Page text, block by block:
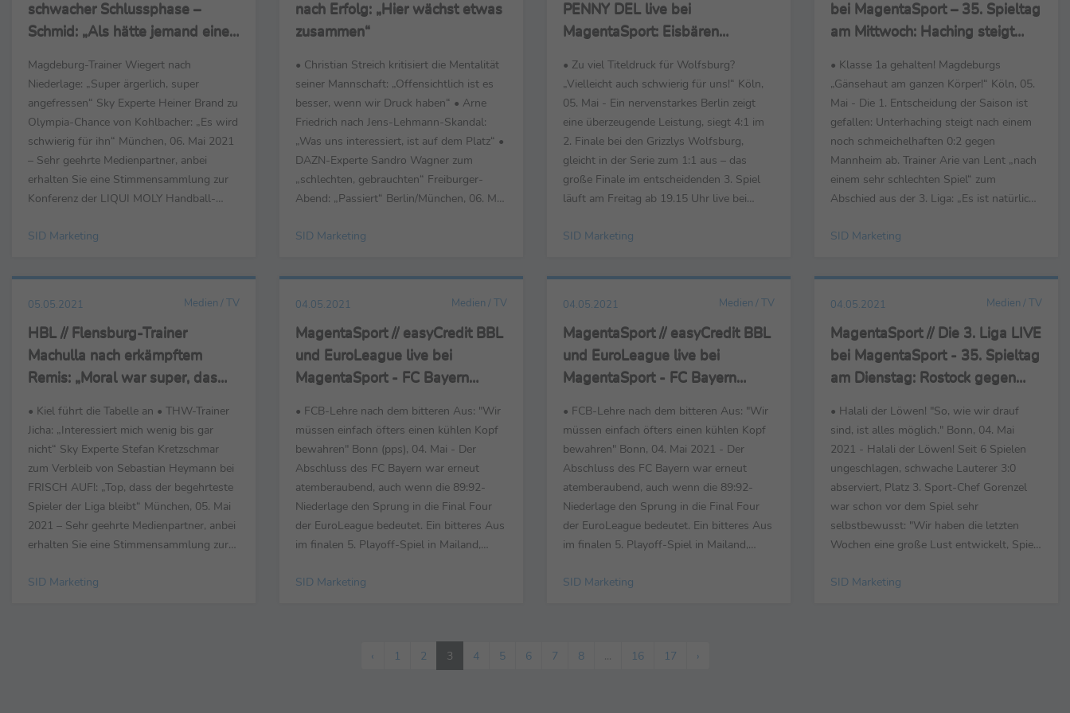
schwacher Schlussphase –
Schmid: „Als hätte jemand einen
Magdeburg-Trainer Wiegert nach
Niederlage: „Super ärgerlich, super
angefressen“ Sky Experte Heiner Brand zu
Olympia-Chance von Kohlbacher: „Es wird
schwierig für ihn“ München, 06. Mai 2021
– Sehr geehrte Medienpartner, anbei
erhalten Sie eine Stimmensammlung zur
Konferenz der LIQUI MOLY Handball-
– HBW Balingen-Weilstetten (26:28),
(24:27), SC DHfK Leipzig – MT Melsungen
SID Marketing
nach Erfolg: „Hier wächst etwas
zusammen“
• Christian Streich kritisiert die Mentalität
seiner Mannschaft: „Offensichtlich ist es
besser, wenn wir Druck haben“ • Arne
Friedrich nach Jens-Lehmann-Skandal:
„Was uns interessiert, ist auf dem Platz“ •
DAZN-Experte Sandro Wagner zum
„schlechten, gebrauchten“ Freiburger-
Abend: „Passiert“ Berlin/München, 06. Mai
erhalten Sie die wichtigsten Stimmen der
– das Nachholspiel vom 30. Spieltag der...
SID Marketing
PENNY DEL live bei
MagentaSport: Eisbären
Entscheidung um Deutsche
Meisterschaft am Freitag ab
19.15 Uhr
• Zu viel Titeldruck für Wolfsburg?
„Vielleicht auch schwierig für uns!“ Köln,
05. Mai - Ein nervenstarkes Berlin zeigt
eine überzeugende Leistung, siegt 4:1 im
2. Finale bei den Grizzlys Wolfsburg,
gleicht in der Serie zum 1:1 aus – das
große Finale im entscheidenden 3. Spiel
läuft am Freitag ab 19.15 Uhr live bei
deutlichen Leistungssteigerung und
2:3 im 1. Finale: „Es gab viele, aber die
SID Marketing
bei MagentaSport – 35. Spieltag
am Mittwoch: Haching steigt
• Klasse 1a gehalten! Magdeburgs
„Gänsehaut am ganzen Körper!“ Köln, 05.
Mai - Die 1. Entscheidung der Saison ist
gefallen: Unterhaching steigt nach einem
noch schmeichelhaften 0:2 gegen
Mannheim ab. Trainer Arie van Lent „nach
einem sehr schlechten Spiel“ zum
Abschied aus der 3. Liga: „Es ist natürlich
gegen uns gesprochen die letzten
Magdeburg kämpft sich vom vorletzten
SID Marketing
05.05.2021 Medien / TV
HBL // Flensburg-Trainer
Machulla nach erkämpftem
Remis: „Moral war super, das
nicht weiter“
• Kiel führt die Tabelle an • THW-Trainer
Jicha: „Interessiert mich wenig bis gar
nicht“ Sky Experte Stefan Kretzschmar
zum Verbleib von Sebastian Heymann bei
FRISCH AUF!: „Top, dass der begehrteste
Spieler der Liga bleibt“ München, 05. Mai
2021 – Sehr geehrte Medienpartner, anbei
erhalten Sie eine Stimmensammlung zur
Bundesliga mit den Partien HC Erlangen –
SID Marketing
04.05.2021 Medien / TV
MagentaSport // easyCredit BBL
und EuroLeague live bei
MagentaSport - FC Bayern
Einzug in Mailand
• FCB-Lehre nach dem bitteren Aus: "Wir
müssen einfach öfters einen kühlen Kopf
bewahren" Bonn (pps), 04. Mai - Der
Abschluss des FC Bayern war erneut
atemberaubend, auch wenn die 89:92-
Niederlage den Sprung in die Final Four
der EuroLeague bedeutet. Ein bitteres Aus
im finalen 5. Playoff-Spiel in Mailand,
Sekunden noch auf 2 Punkte herankam, 5
entfachen", mahnte Münchens Trainer ...
SID Marketing
04.05.2021 Medien / TV
MagentaSport // easyCredit BBL
und EuroLeague live bei
MagentaSport - FC Bayern
Einzug in Mailand
• FCB-Lehre nach dem bitteren Aus: "Wir
müssen einfach öfters einen kühlen Kopf
bewahren" Bonn, 04. Mai 2021 - Der
Abschluss des FC Bayern war erneut
atemberaubend, auch wenn die 89:92-
Niederlage den Sprung in die Final Four
der EuroLeague bedeutet. Ein bitteres Aus
im finalen 5. Playoff-Spiel in Mailand,
Sekunden noch auf 2 Punkte herankam, 5
SID Marketing
04.05.2021 Medien / TV
MagentaSport // Die 3. Liga LIVE
bei MagentaSport - 35. Spieltag
am Dienstag: Rostock gegen
Verl
• Halali der Löwen! "So, wie wir drauf
sind, ist alles möglich." Bonn, 04. Mai
2021 - Halali der Löwen! Seit 6 Spielen
ungeschlagen, schwache Lauterer 3:0
abserviert, Platz 3. Sport-Chef Gorenzel
war schon vor dem Spiel sehr
selbstbewusst: "Wir haben die letzten
Wochen eine große Lust entwickelt, Spiele
bewusst vor wenigen Wochen die Jagd
SID Marketing
‹ 1 2 3 4 5 6 7 8 ... 16 17 ›